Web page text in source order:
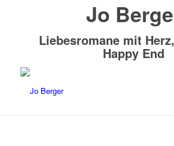
Jo
Liebesromane mit
Happy End